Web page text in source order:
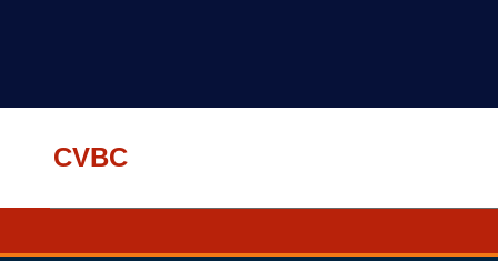
CVBC